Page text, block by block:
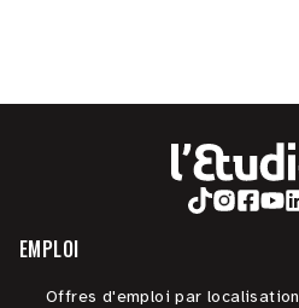
EMPLOI
Offres d'emploi par localisation